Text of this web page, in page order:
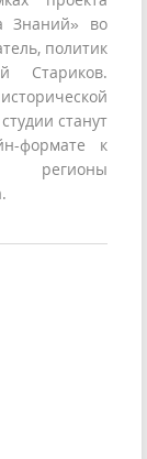
Знаний» во
политик
Стариков.
станут
формате к
регионы